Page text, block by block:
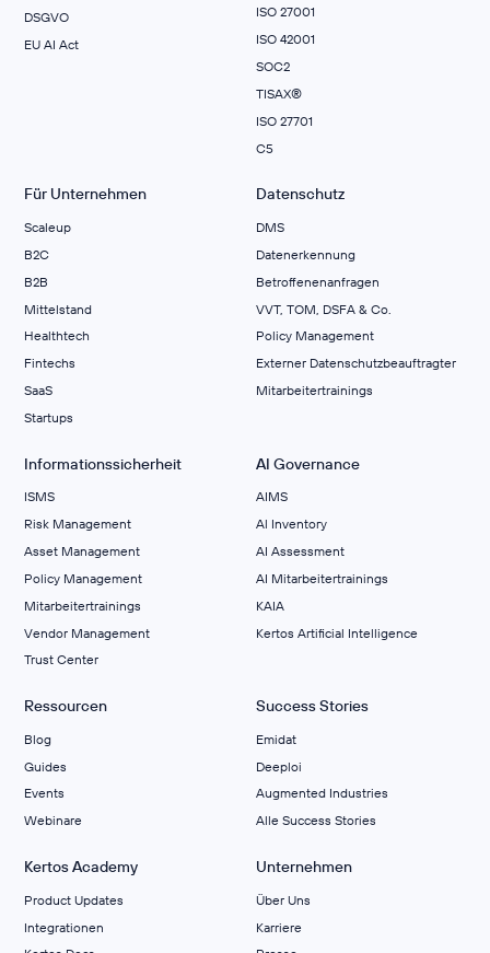
DSGVO
EU AI Act
ISO 27001
ISO 42001
SOC2
TISAX®
ISO 27701
C5
Für Unternehmen
Scaleup
B2C
B2B
Mittelstand
Healthtech
Fintechs
SaaS
Startups
Datenschutz
DMS
Datenerkennung
Betroffenenanfragen
VVT, TOM, DSFA & Co.
Policy Management
Externer Datenschutzbeauftragter
Mitarbeitertrainings
Informationssicherheit
ISMS
Risk Management
Asset Management
Policy Management
Mitarbeitertrainings
Vendor Management
Trust Center
AI Governance
AIMS
Al Inventory
AI Assessment
AI Mitarbeitertrainings
KAIA
Kertos Artificial Intelligence
Ressourcen
Blog
Guides
Events
Webinare
Success Stories
Emidat
Deeploi
Augmented Industries
Alle Success Stories
Kertos Academy
Product Updates
Integrationen
Unternehmen
Über Uns
Karriere